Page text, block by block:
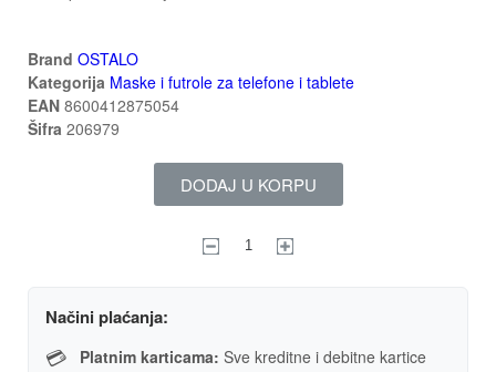
Brand OSTALO
Kategorija Maske i futrole za telefone i tablete
EAN 8600412875054
Šifra 206979
DODAJ U KORPU
Načini plaćanja:
💳 Platnim karticama: Sve kreditne i debitne kartice